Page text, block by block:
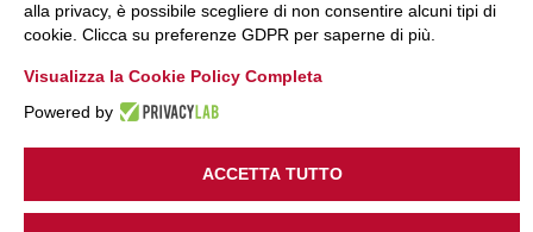
Internazionale
Delle
alla privacy, è possibile scegliere di non consentire alcuni tipi di
cookie. Clicca su preferenze GDPR per saperne di più.
Visualizza la Cookie Policy Completa
Powered by
ACCETTA TUTTO